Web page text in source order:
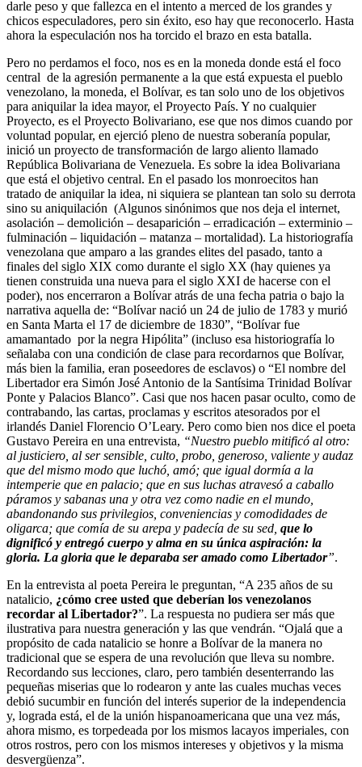
darle peso y que fallezca en el intento a merced de los grandes y
chicos especuladores, pero sin éxito, eso hay que reconocerlo. Hasta
ahora la especulación nos ha torcido el brazo en esta batalla.
Pero no perdamos el foco, nos es en la moneda donde está el foco
central de la agresión permanente a la que está expuesta el pueblo
venezolano, la moneda, el Bolívar, es tan solo uno de los objetivos
para aniquilar la idea mayor, el Proyecto País. Y no cualquier
Proyecto, es el Proyecto Bolivariano, ese que nos dimos cuando por
voluntad popular, en ejerció pleno de nuestra soberanía popular,
inició un proyecto de transformación de largo aliento llamado
República Bolivariana de Venezuela. Es sobre la idea Bolivariana
que está el objetivo central. En el pasado los monroecitos han
tratado de aniquilar la idea, ni siquiera se plantean tan solo su derrota
sino su aniquilación (Algunos sinónimos que nos deja el internet,
asolación – demolición – desaparición – erradicación – exterminio –
fulminación – liquidación – matanza – mortalidad). La historiografía
venezolana que amparo a las grandes elites del pasado, tanto a
finales del siglo XIX como durante el siglo XX (hay quienes ya
tienen construida una nueva para el siglo XXI de hacerse con el
poder), nos encerraron a Bolívar atrás de una fecha patria o bajo la
narrativa aquella de: “Bolívar nació un 24 de julio de 1783 y murió
en Santa Marta el 17 de diciembre de 1830”, “Bolívar fue
amamantado por la negra Hipólita” (incluso esa historiografía lo
señalaba con una condición de clase para recordarnos que Bolívar,
más bien la familia, eran poseedores de esclavos) o “El nombre del
Libertador era Simón José Antonio de la Santísima Trinidad Bolívar
Ponte y Palacios Blanco”. Casi que nos hacen pasar oculto, como de
contrabando, las cartas, proclamas y escritos atesorados por el
irlandés Daniel Florencio O’Leary. Pero como bien nos dice el poeta
Gustavo Pereira en una entrevista, “Nuestro pueblo mitificó al otro:
al justiciero, al ser sensible, culto, probo, generoso, valiente y audaz
que del mismo modo que luchó, amó; que igual dormía a la
intemperie que en palacio; que en sus luchas atravesó a caballo
páramos y sabanas una y otra vez como nadie en el mundo,
abandonando sus privilegios, conveniencias y comodidades de
oligarca; que comía de su arepa y padecía de su sed, que lo
dignificó y entregó cuerpo y alma en su única aspiración: la
gloria. La gloria que le deparaba ser amado como Libertador”.
En la entrevista al poeta Pereira le preguntan, “A 235 años de su
natalicio, ¿cómo cree usted que deberían los venezolanos
recordar al Libertador?”. La respuesta no pudiera ser más que
ilustrativa para nuestra generación y las que vendrán. “Ojalá que a
propósito de cada natalicio se honre a Bolívar de la manera no
tradicional que se espera de una revolución que lleva su nombre.
Recordando sus lecciones, claro, pero también desenterrando las
pequeñas miserias que lo rodearon y ante las cuales muchas veces
debió sucumbir en función del interés superior de la independencia
y, lograda está, el de la unión hispanoamericana que una vez más,
ahora mismo, es torpedeada por los mismos lacayos imperiales, con
otros rostros, pero con los mismos intereses y objetivos y la misma
desvergüenza”.